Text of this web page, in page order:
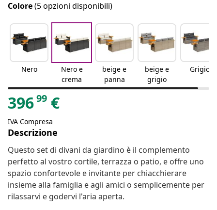
Colore(5 opzioni disponibili)
Nero
Nero e
crema
beige e
panna
beige e
grigio
Grigio
39699 €
IVA Compresa
Descrizione
Questo set di divani da giardino è il complemento
perfetto al vostro cortile, terrazza o patio, e offre uno
spazio confortevole e invitante per chiacchierare
insieme alla famiglia e agli amici o semplicemente per
rilassarvi e godervi l'aria aperta.